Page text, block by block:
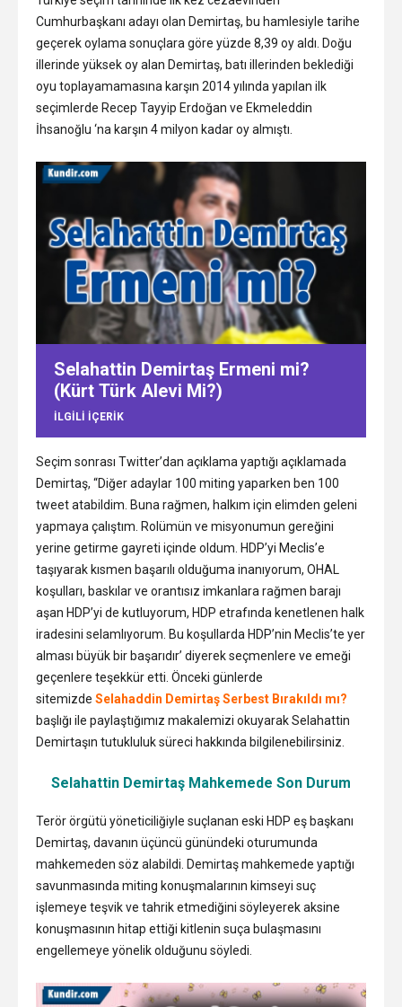
Cumhurbaşkanı adayı olan Demirtaş, bu hamlesiyle tarihe
geçerek oylama sonuçlara göre yüzde 8,39 oy aldı. Doğu
illerinde yüksek oy alan Demirtaş, batı illerinden beklediği
oyu toplayamamasına karşın 2014 yılında yapılan ilk
seçimlerde Recep Tayyip Erdoğan ve Ekmeleddin
İhsanoğlu ‘na karşın 4 milyon kadar oy almıştı.
ILGILI IÇERIK
Selahattin Demirtaş Ermeni mi?
(Kürt Türk Alevi Mi?)
Seçim sonrası Twitter’dan açıklama yaptığı açıklamada
Demirtaş, “Diğer adaylar 100 miting yaparken ben 100
tweet atabildim. Buna rağmen, halkım için elimden geleni
yapmaya çalıştım. Rolümün ve misyonumun gereğini
yerine getirme gayreti içinde oldum. HDP’yi Meclis’e
taşıyarak kısmen başarılı olduğuma inanıyorum, OHAL
koşulları, baskılar ve orantısız imkanlara rağmen barajı
aşan HDP’yi de kutluyorum, HDP etrafında kenetlenen halk
iradesini selamlıyorum. Bu koşullarda HDP’nin Meclis’te yer
alması büyük bir başarıdır’ diyerek seçmenlere ve emeği
geçenlere teşekkür etti. Önceki günlerde
sitemizde Selahaddin Demirtaş Serbest Bırakıldı mı?
başlığı ile paylaştığımız makalemizi okuyarak Selahattin
Demirtaşın tutukluluk süreci hakkında bilgilenebilirsiniz.
Selahattin Demirtaş Mahkemede Son Durum
Terör örgütü yöneticiliğiyle suçlanan eski HDP eş başkanı
Demirtaş, davanın üçüncü günündeki oturumunda
mahkemeden söz alabildi. Demirtaş mahkemede yaptığı
savunmasında miting konuşmalarının kimseyi suç
işlemeye teşvik ve tahrik etmediğini söyleyerek aksine
konuşmasının hitap ettiği kitlenin suça bulaşmasını
engellemeye yönelik olduğunu söyledi.